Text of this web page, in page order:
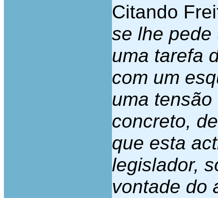
Citando
se lhe pede
uma tarefa
com um
uma
concreto,
que esta
legislador,
vontade do